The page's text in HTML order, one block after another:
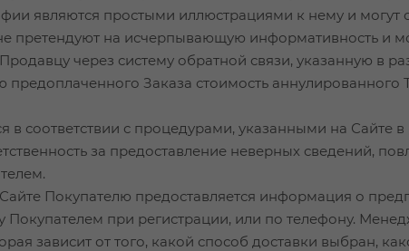
являются простыми иллюстрациями к нему и могут
претендуют на исчерпывающую информативность и
через систему обратной связи, указанную в
предоплаченного Заказа стоимость
в соответствии с процедурами, указанными на Сайте в
за предоставление неверных сведений,
Покупателю предоставляется информация о
Покупателем при регистрации, или по телефону.
зависит от того, какой способ доставки выбран,